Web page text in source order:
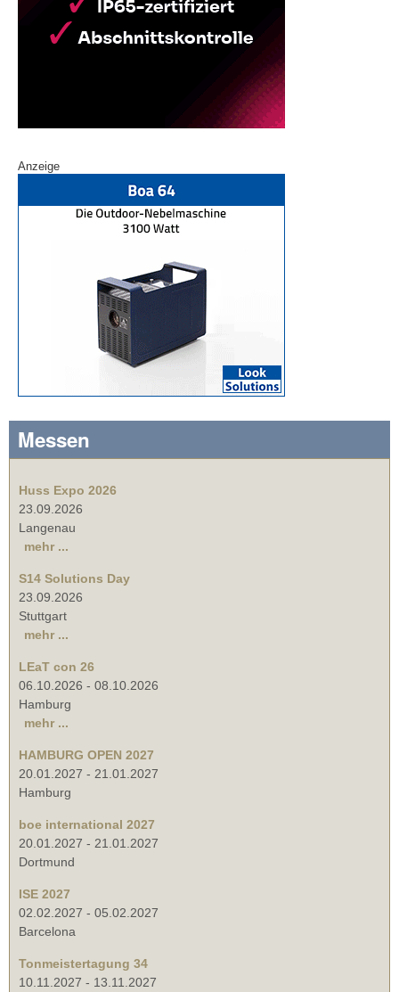
Anzeige
Messen
Huss Expo 2026
23.09.2026
Langenau
mehr ...
S14 Solutions Day
23.09.2026
Stuttgart
mehr ...
LEaT con 26
06.10.2026 - 08.10.2026
Hamburg
mehr ...
HAMBURG OPEN 2027
20.01.2027 - 21.01.2027
Hamburg
boe international 2027
20.01.2027 - 21.01.2027
Dortmund
ISE 2027
02.02.2027 - 05.02.2027
Barcelona
Tonmeistertagung 34
10.11.2027 - 13.11.2027